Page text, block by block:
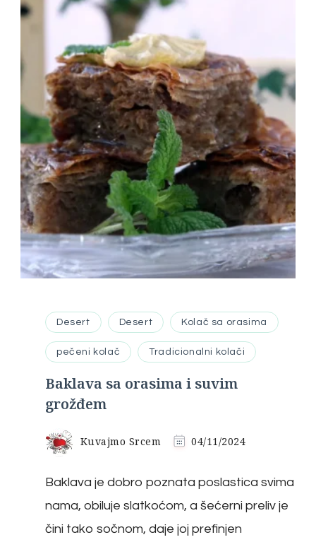
Desert Desert Kolač sa orasima
pečeni kolač Tradicionalni kolači
Baklava sa orasima i suvim
grožđem
Kuvajmo Srcem 04/11/2024
Baklava je dobro poznata poslastica svima
nama, obiluje slatkoćom, a šećerni preliv je
čini tako sočnom, daje joj prefinjen